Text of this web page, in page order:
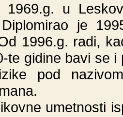
1969.g. u
Diplomirao je
1996.g. radi,
te gidine bavi se
pod
umetnosti